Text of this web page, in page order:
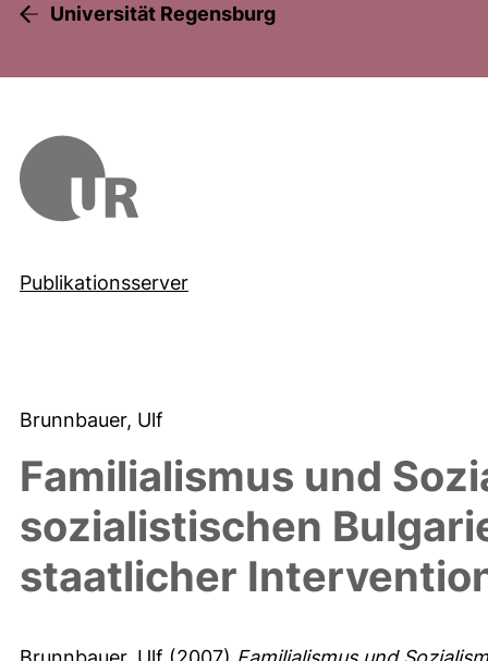
Universität Regensburg
Publikationsserver
Brunnbauer, Ulf
Familialismus und
sozialistischen
staatlicher